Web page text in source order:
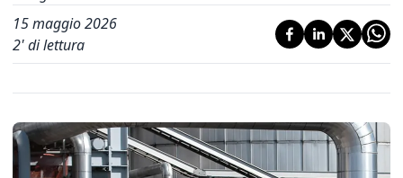
15 maggio 2026
2' di lettura